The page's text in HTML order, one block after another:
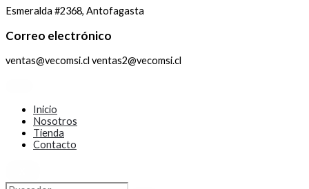
Esmeralda #2368, Antofagasta
Correo electrónico
ventas@vecomsi.cl ventas2@vecomsi.cl
Inicio
Nosotros
Tienda
Contacto